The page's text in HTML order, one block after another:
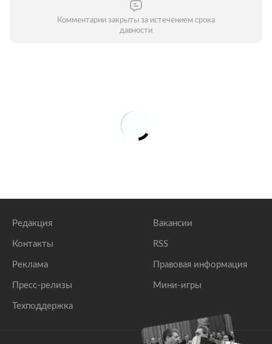
Комментарии закрыты за истечением срока
давности
Редакция
Контакты
Реклама
Пресс-релизы
Техподдержка
Вакансии
RSS
Правовая информация
Мини-игры